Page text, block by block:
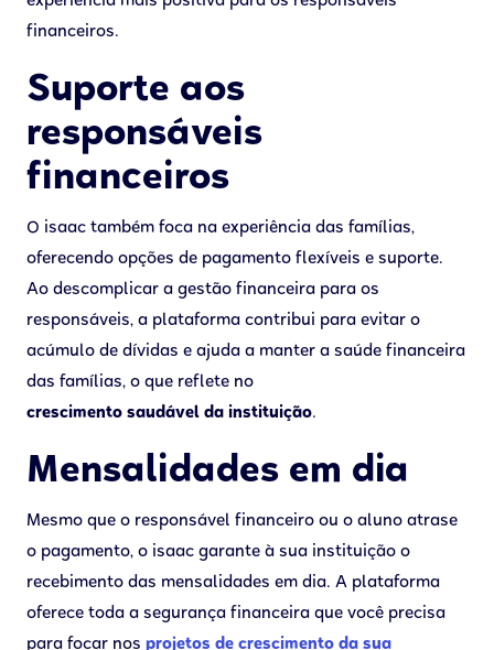
financeiros.
Suporte aos
responsáveis
financeiros
O isaac também foca na experiência das famílias,
oferecendo opções de pagamento flexíveis e suporte.
Ao descomplicar a gestão financeira para os
responsáveis, a plataforma contribui para evitar o
acúmulo de dívidas e ajuda a manter a saúde financeira
das famílias, o que reflete no
crescimento saudável da instituição.
Mensalidades em dia
Mesmo que o responsável financeiro ou o aluno atrase
o pagamento, o isaac garante à sua instituição o
recebimento das mensalidades em dia. A plataforma
oferece toda a segurança financeira que você precisa
para focar nos projetos de crescimento da sua